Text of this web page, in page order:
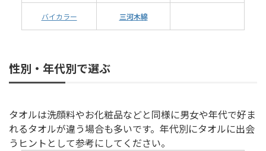
バイカラー 三河木綿
性別・年代別で選ぶ
タオルは洗顔料やお化粧品などと同様に男女や年代で好ま
れるタオルが違う場合も多いです。年代別にタオルに出会
うヒントとして参考にしてください。